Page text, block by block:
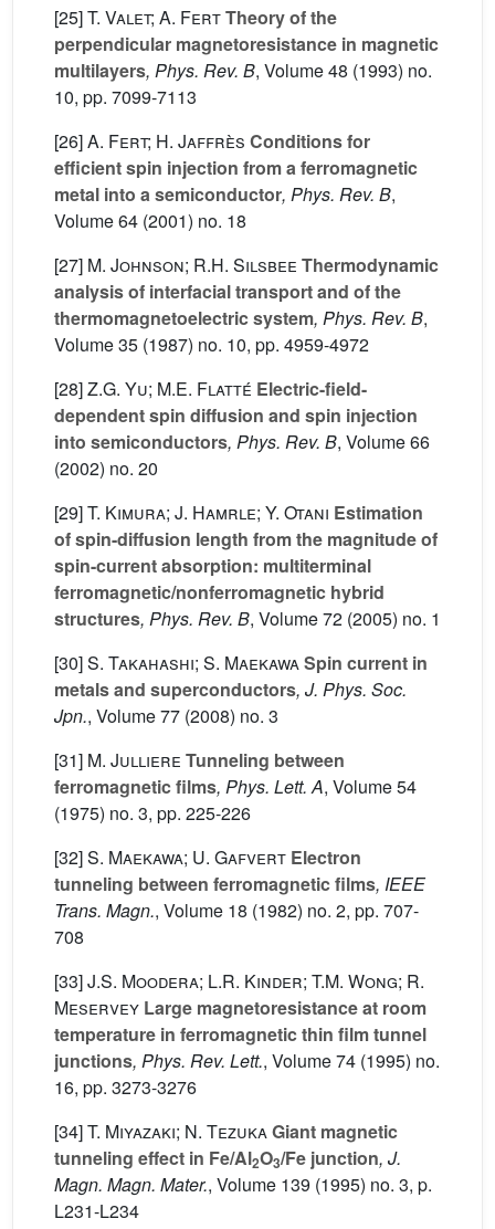
[25]T. Valet; A. FertTheory of the
perpendicular magnetoresistance in magnetic
multilayers, Phys. Rev. B, Volume 48 (1993) no.
10, pp. 7099-7113
[26]A. Fert; H. Jaffrès Conditions for
efficient spin injection from a ferromagnetic
metal into a semiconductor, Phys. Rev. B,
Volume 64 (2001) no. 18
[27] M. Johnson; R.H. Silsbee Thermodynamic
analysis of interfacial transport and of the
thermomagnetoelectric system, Phys. Rev. B,
Volume 35 (1987) no. 10, pp. 4959-4972
[28]Z.G. Yu; M.E. Flatté Electric-field-
dependent spin diffusion and spin injection
into semiconductors, Phys. Rev. B, Volume 66
(2002) no. 20
[29]T. Kimura; J. Hamrle; Y. Otani Estimation
of spin-diffusion length from the magnitude of
spin-current absorption: multiterminal
ferromagnetic/nonferromagnetic hybrid
structures, Phys. Rev. B, Volume 72 (2005) no. 1
[30]S. Takahashi; S. MaekawaSpin current in
metals and superconductors, J. Phys. Soc.
Jpn., Volume 77 (2008) no. 3
[31] M. Julliere Tunneling between
ferromagnetic films, Phys. Lett. A, Volume 54
(1975) no. 3, pp. 225-226
[32]S. Maekawa; U. Gafvert Electron
tunneling between ferromagnetic films, IEEE
Trans. Magn., Volume 18 (1982) no. 2, pp. 707-
708
[33]J.S. Moodera; L.R. Kinder; T.M. Wong; R.
Meservey Large magnetoresistance at room
temperature in ferromagnetic thin film tunnel
junctions, Phys. Rev. Lett., Volume 74 (1995) no.
16, pp. 3273-3276
[34]T. Miyazaki; N. TezukaGiant magnetic
tunneling effect in Fe/Al2O3/Fe junction, J.
Magn. Magn. Mater., Volume 139 (1995) no. 3, p.
L231-L234